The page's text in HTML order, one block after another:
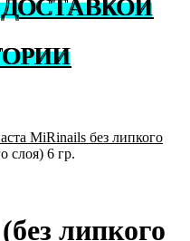
MiRinails без липкого
слоя) 6 гр.
липкого